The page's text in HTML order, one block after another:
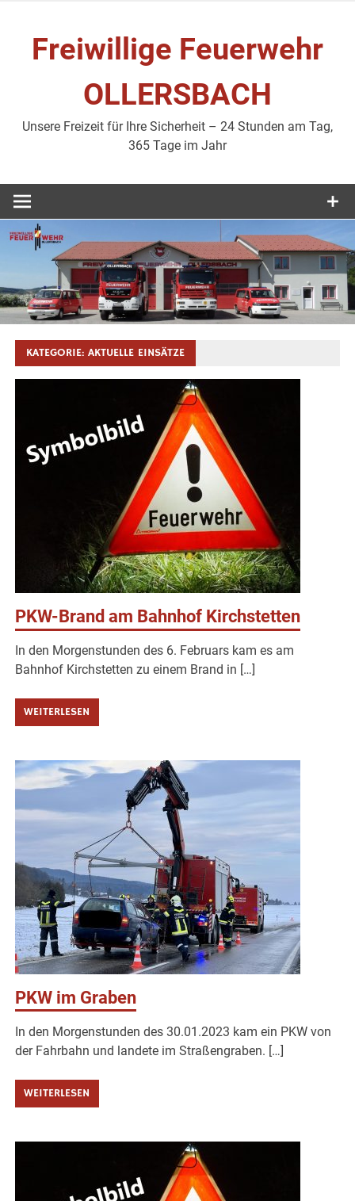
springenFreiwillige Feuerwehr
OLLERSBACH
Unsere Freizeit für Ihre Sicherheit – 24 Stunden am Tag,
365 Tage im Jahr
KATEGORIE:AKTUELLE EINSÄTZE
PKW-Brand am Bahnhof Kirchstetten
In den Morgenstunden des 6. Februars kam es am
Bahnhof Kirchstetten zu einem Brand in […]
WEITERLESEN
PKW im Graben
In den Morgenstunden des 30.01.2023 kam ein PKW von
der Fahrbahn und landete im Straßengraben. […]
WEITERLESEN